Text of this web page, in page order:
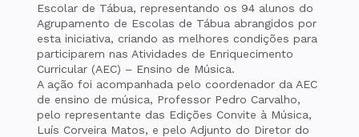
Escolar de Tábua, representando os 94 alunos do
Agrupamento de Escolas de Tábua abrangidos por
esta iniciativa, criando as melhores condições para
participarem nas Atividades de Enriquecimento
Curricular (AEC) – Ensino de Música.
A ação foi acompanhada pelo coordenador da AEC
de ensino de música, Professor Pedro Carvalho,
pelo representante das Edições Convite à Música,
Luís Corveira Matos, e pelo Adjunto do Diretor do